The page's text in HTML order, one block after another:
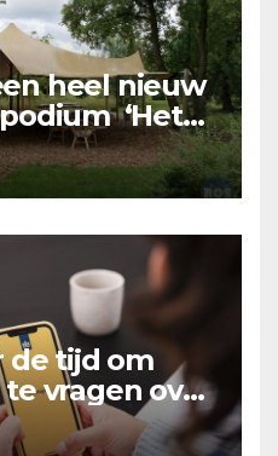
heel nieuw
‘Het
Landelijke
D’n
de tijd om
vragen over